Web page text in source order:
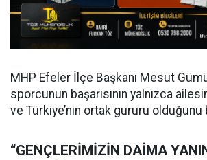
MHP Efeler İlçe Başkanı Mesut
sporcunun başarısının yalnızca
ve Türkiye’nin ortak gururu olduğunu
“GENÇLERİMİZİN DAİMA